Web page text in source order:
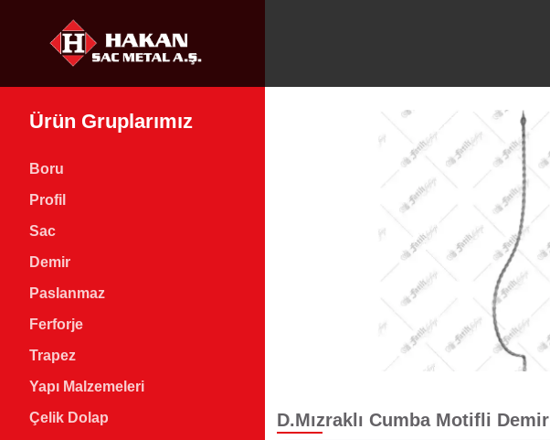
Ürün Gruplarımız
Boru
Profil
Sac
Demir
Paslanmaz
Ferforje
Trapez
Yapı Malzemeleri
Çelik Dolap
D.Mızraklı Cumba Motifli Demir